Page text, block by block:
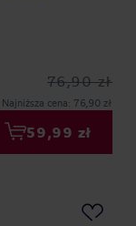
76,90 zł
Najniższa cena: 76,90 zł
59,99 zł